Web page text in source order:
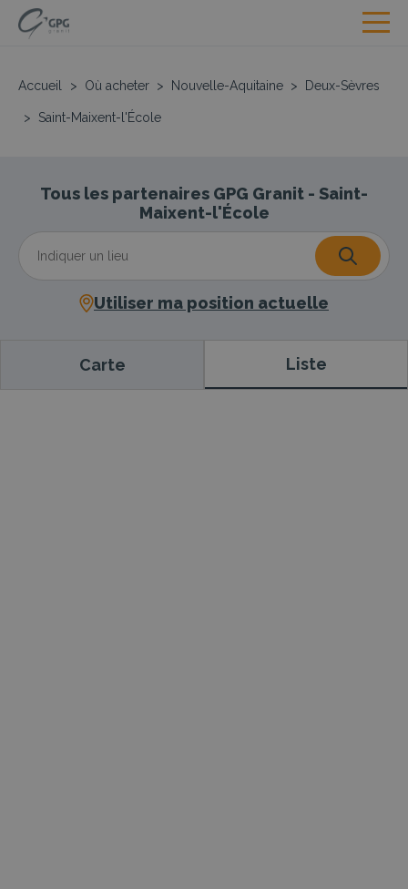
Accueil > Où acheter > Nouvelle-Aquitaine > Deux-Sèvres
> Saint-Maixent-l'École
Tous les partenaires GPG Granit - Saint-
Maixent-l'École
Utiliser ma position actuelle
Carte Liste